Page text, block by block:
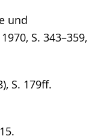
und
S. 343–359,
S. 179ff.